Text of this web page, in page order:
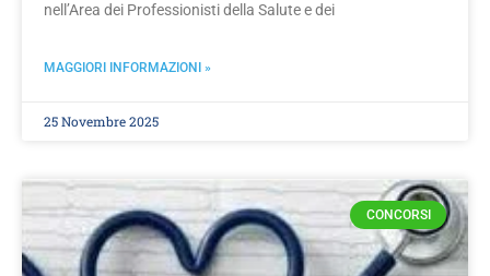
nell’Area dei Professionisti della Salute e dei
MAGGIORI INFORMAZIONI »
25 Novembre 2025
CONCORSI